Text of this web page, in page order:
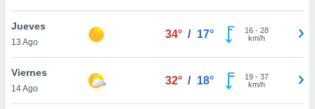
cookies
aceptar
Jueves
13 Ago
34° / 17° 16- 28
km/h
Viernes
14 Ago
32° / 18° 19- 37
km/h